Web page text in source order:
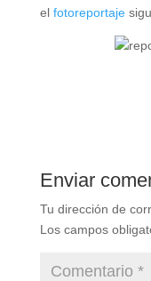
el fotoreportaje
Enviar
Tu dirección de
Los campos